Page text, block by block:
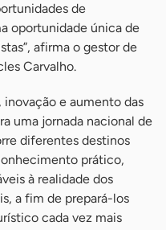
de
oportunidade única de
afirma o gestor de
Carvalho.
e aumento das
uma jornada nacional de
diferentes destinos
prático,
à realidade dos
a fim de prepará-los
cada vez mais